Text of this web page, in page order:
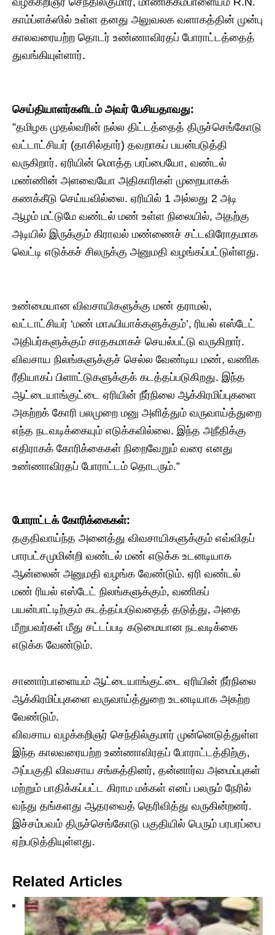
காம்ப்ளக்ஸில் உள்ள தனது அலுவலக வளாகத்தின் முன்பு
காலவரையற்ற தொடர் உண்ணாவிரதப் போராட்டத்தைத்
துவங்கியுள்ளார்.
செய்தியாளர்களிடம் அவர் பேசியதாவது:
​”தமிழக முதல்வரின் நல்ல திட்டத்தைத் திருச்செங்கோடு
வட்டாட்சியர் (தாசில்தார்) தவறாகப் பயன்படுத்தி
வருகிறார். ஏரியின் மொத்த பரப்பையோ, வண்டல்
மண்ணின் அளவையோ அதிகாரிகள் முறையாகக்
கணக்கீடு செய்யவில்லை. ஏரியில் 1 அல்லது 2 அடி
ஆழம் மட்டுமே வண்டல் மண் உள்ள நிலையில், அதற்கு
அடியில் இருக்கும் கிராவல் மண்ணைச் சட்டவிரோதமாக
வெட்டி எடுக்கச் சிலருக்கு அனுமதி வழங்கப்பட்டுள்ளது.
உண்மையான விவசாயிகளுக்கு மண் தராமல்,
வட்டாட்சியர் ‘மண் மாஃபியாக்களுக்கும்’, ரியல் எஸ்டேட்
அதிபர்களுக்கும் சாதகமாகச் செயல்பட்டு வருகிறார்.
விவசாய நிலங்களுக்குச் செல்ல வேண்டிய மண், வணிக
ரீதியாகப் பிளாட்டுகளுக்குக் கடத்தப்படுகிறது. இந்த
ஆட்டையாங்குட்டை ஏரியின் நீர்நிலை ஆக்கிரமிப்புகளை
அகற்றக் கோரி பலமுறை மனு அளித்தும் வருவாய்த்துறை
எந்த நடவடிக்கையும் எடுக்கவில்லை. இந்த அநீதிக்கு
எதிராகக் கோரிக்கைகள் நிறைவேறும் வரை எனது
உண்ணாவிரதப் போராட்டம் தொடரும்.”
போராட்டக் கோரிக்கைகள்:
​தகுதிவாய்ந்த அனைத்து விவசாயிகளுக்கும் எவ்விதப்
பாரபட்சமுமின்றி வண்டல் மண் எடுக்க உடனடியாக
ஆன்லைன் அனுமதி வழங்க வேண்டும். ​ஏரி வண்டல்
மண் ரியல் எஸ்டேட் நிலங்களுக்கும், வணிகப்
பயன்பாட்டிற்கும் கடத்தப்படுவதைத் தடுத்து, அதை
மீறுபவர்கள் மீது சட்டப்படி கடுமையான நடவடிக்கை
எடுக்க வேண்டும்.
​சாணார்பாளையம் ஆட்டையாங்குட்டை ஏரியின் நீர்நிலை
ஆக்கிரமிப்புகளை வருவாய்த்துறை உடனடியாக அகற்ற
வேண்டும்.
​விவசாய வழக்கறிஞர் செந்தில்குமார் முன்னெடுத்துள்ள
இந்த காலவரையற்ற உண்ணாவிரதப் போராட்டத்திற்கு,
அப்பகுதி விவசாய சங்கத்தினர், தன்னார்வ அமைப்புகள்
மற்றும் பாதிக்கப்பட்ட கிராம மக்கள் எனப் பலரும் நேரில்
வந்து தங்களது ஆதரவைத் தெரிவித்து வருகின்றனர்.
இச்சம்பவம் திருச்செங்கோடு பகுதியில் பெரும் பரபரப்பை
ஏற்படுத்தியுள்ளது.
Related Articles